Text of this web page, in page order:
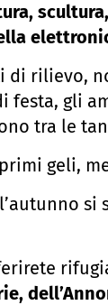
di rilievo,
festa, gli
tra le
geli,
si